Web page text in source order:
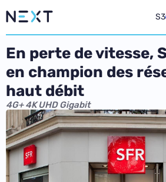
S3
En perte de vitesse,
en champion des
haut débit
4G+ 4K UHD Gigabit